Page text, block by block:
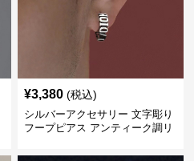
¥3,380 (税込)
シルバーアクセサリー 文字彫り
フープピアス アンティーク調リ